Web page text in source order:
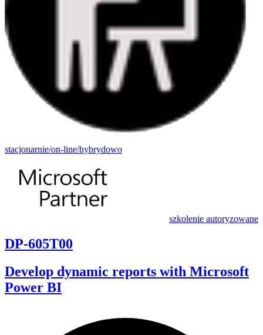
stacjonarnie/on-line/hybrydowo
szkolenie autoryzowane
DP-605T00
Develop dynamic reports with Microsoft
Power BI